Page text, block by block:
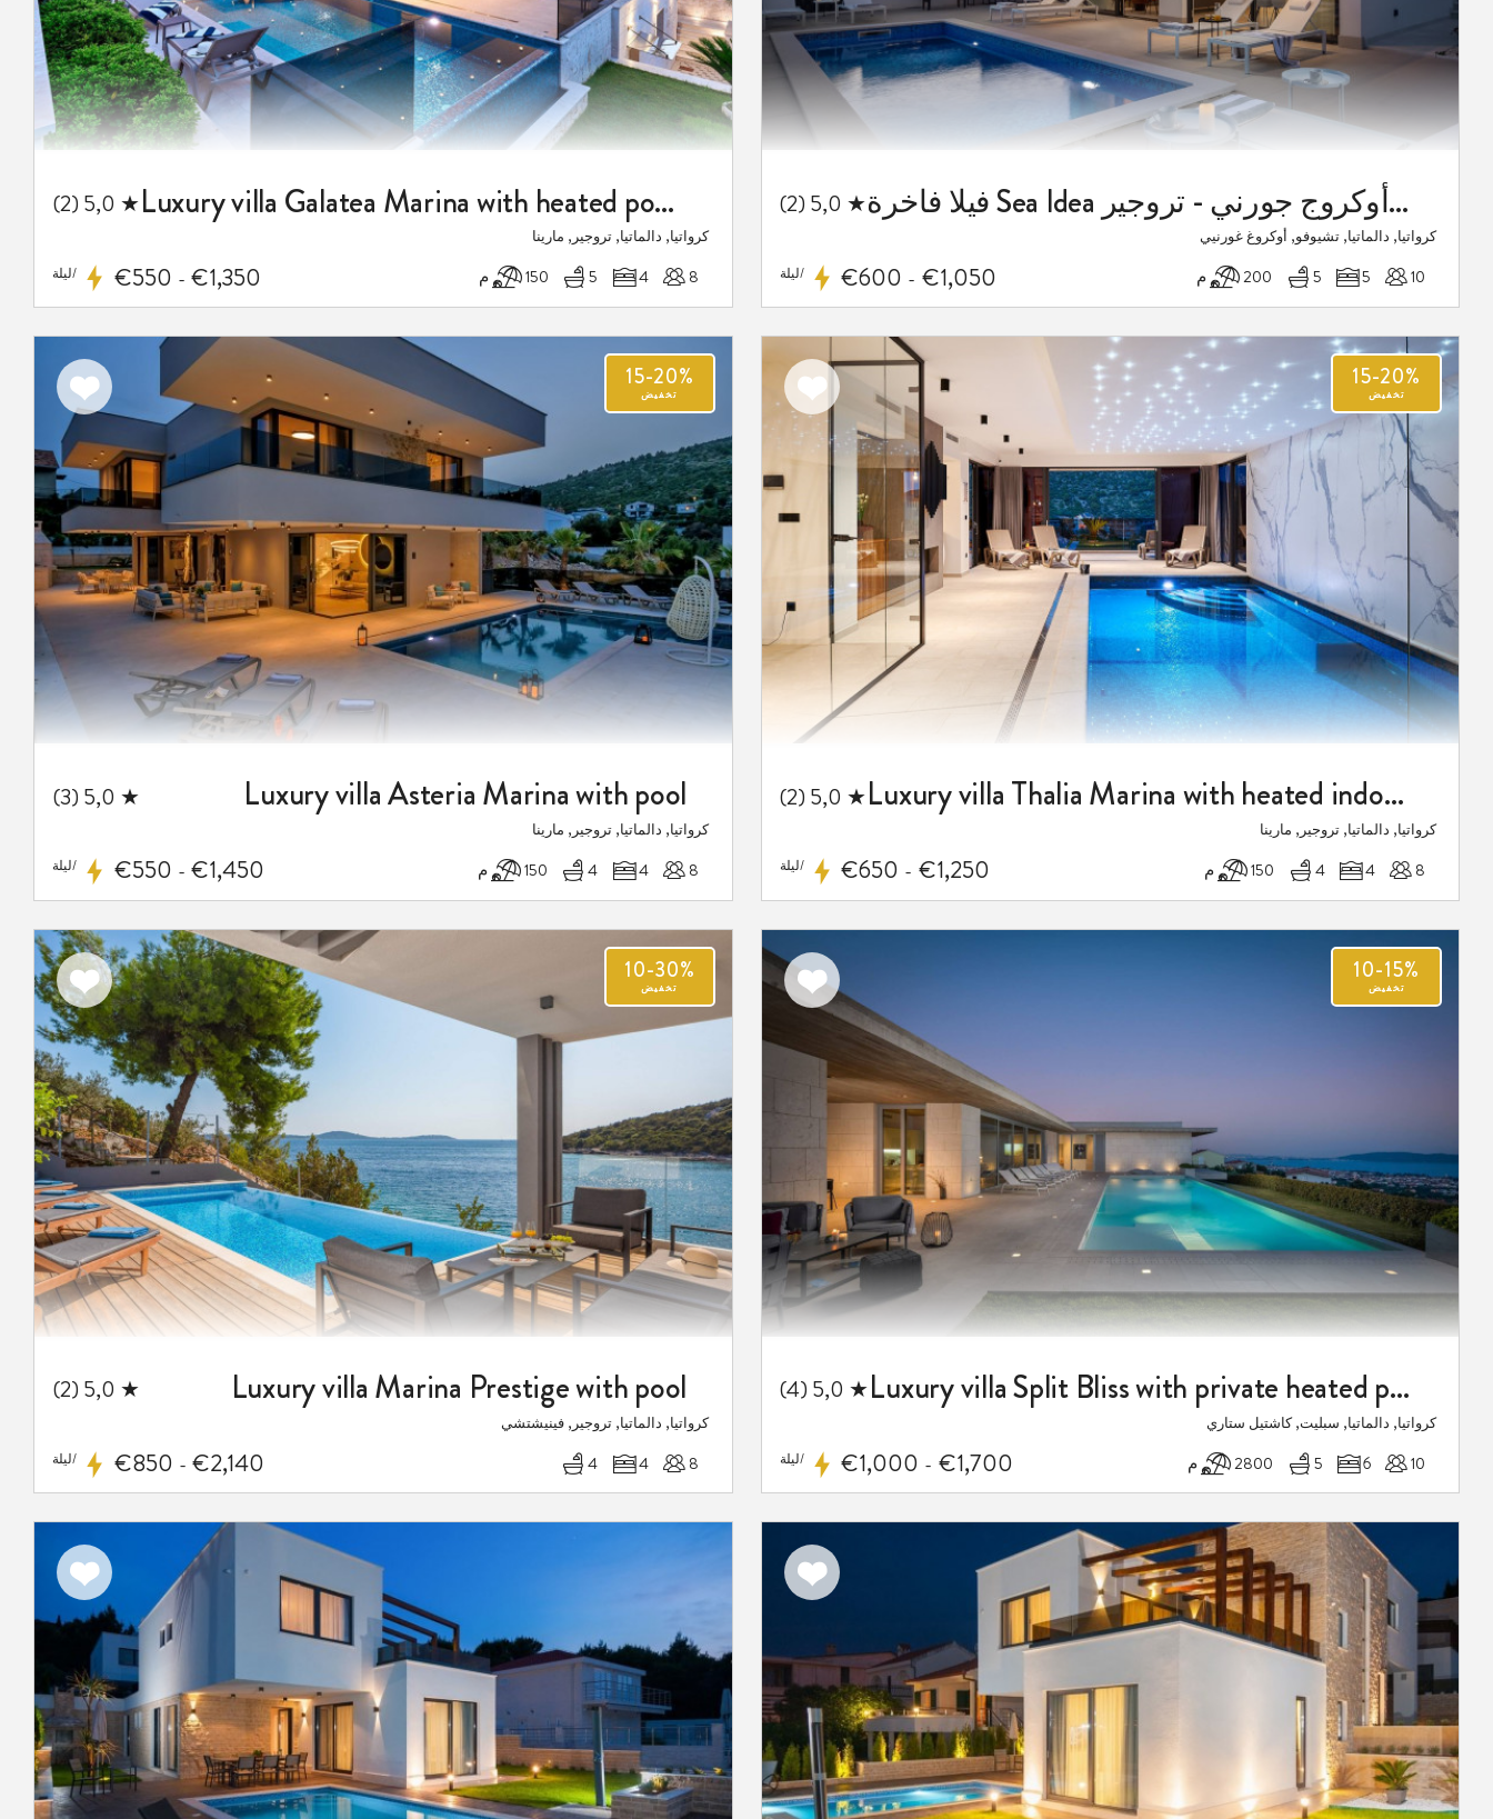
فيلا فاخرة Sea Idea مع مسبح خارجي في أوكروج جورني - تروجير ★ 5,0 (2)
كرواتيا, دالماتيا, تشيوفو, أوكروغ غورنيي
10
5
5 200 م €600 - €1,050 /ليلة
Luxury villa Galatea Marina with heated pool, sauna and gym
★ 5,0 (2)
كرواتيا, دالماتيا, تروجير, مارينا
8
4
5 150 م €550 - €1,350 /ليلة
اضف
المفضلة
15-20%
تخفيض
Luxury villa Thalia Marina with heated indoor pool
★ 5,0 (2)
كرواتيا, دالماتيا, تروجير, مارينا
8
4
4 150 م €650 - €1,250 /ليلة
اضف
الى
المفضلة
15-20%
تخفيض
Luxury villa Asteria Marina with pool
★ 5,0 (3)
كرواتيا, دالماتيا, تروجير, مارينا
8
4
4 150 م €550 - €1,450 /ليلة
المفضلة
10-15%
تخفيض
Luxury villa Split Bliss with private heated pool
★ 5,0 (4)
كرواتيا, دالماتيا, سبليت, كاشتيل ستاري
10
6
5 2800 م €1,000 - €1,700 /ليلة
اضف
الى
المفضلة
10-30%
تخفيض
Luxury villa Marina Prestige with pool
★ 5,0 (2)
كرواتيا, دالماتيا, تروجير, فينيشتشي
8
4
4
€850 - €2,140 /ليلة
اضف
المفضلة